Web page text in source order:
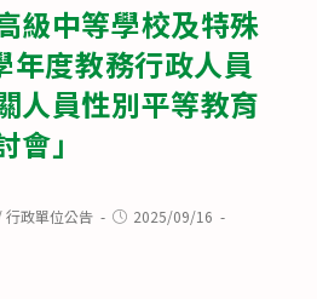
級中等學校及特殊
度教務行政人員
人員性別平等教育
」
行政單位公告
Post2025/09/16